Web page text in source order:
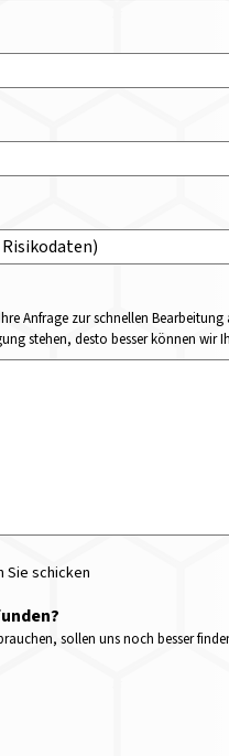
Anfrage zur schnellen
stehen, desto besser können wir
Sie schicken
sollen uns noch besser